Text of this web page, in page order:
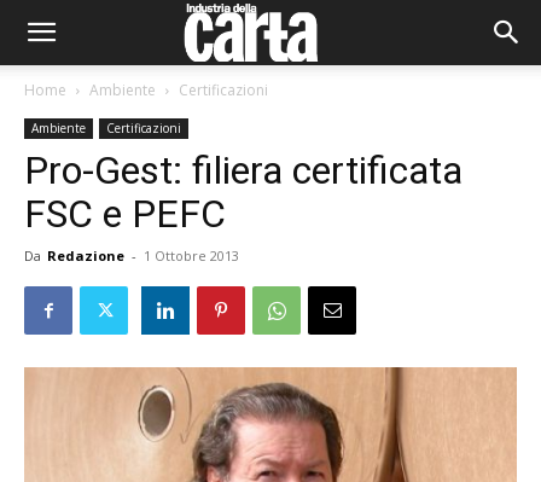
Home Ambiente Certificazioni
Ambiente Certificazioni
Pro-Gest: filiera certificata
FSC e PEFC
Da Redazione - 1 Ottobre 2013